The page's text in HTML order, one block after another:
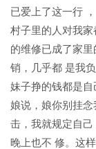
已爱上了这一行
村子里的人对我
的维修已成了家
销，几乎都 是我
妹子挣的钱都是
娘说，娘你别挂
击，我就规定自己
晚上也不 修。这